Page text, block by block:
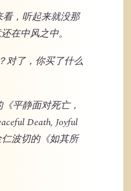
看，听起来就没那
在中风之中。
对了，你买了什么
《平静面对死亡，
Death, Joyful
波切的《如其所